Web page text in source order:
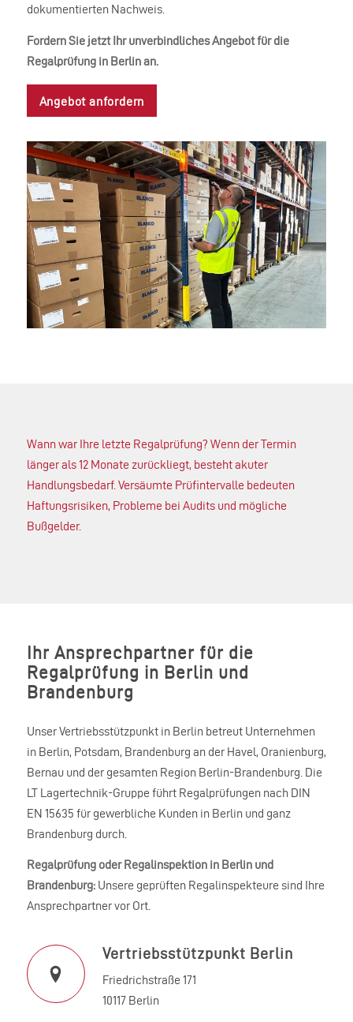
dokumentierten Nachweis.
Fordern Sie jetzt Ihr unverbindliches Angebot für die
Regalprüfung in Berlin an.
Angebot anfordern
Wann war Ihre letzte Regalprüfung? Wenn der Termin
länger als 12 Monate zurückliegt, besteht akuter
Handlungsbedarf. Versäumte Prüfintervalle bedeuten
Haftungsrisiken, Probleme bei Audits und mögliche
Bußgelder.
Ihr Ansprechpartner für die
Regalprüfung in Berlin und
Brandenburg
Unser Vertriebsstützpunkt in Berlin betreut Unternehmen
in Berlin, Potsdam, Brandenburg an der Havel, Oranienburg,
Bernau und der gesamten Region Berlin-Brandenburg. Die
LT Lagertechnik-Gruppe führt Regalprüfungen nach DIN
EN 15635 für gewerbliche Kunden in Berlin und ganz
Brandenburg durch.
Regalprüfung oder Regalinspektion in Berlin und
Brandenburg:Unsere geprüften Regalinspekteure sind Ihre
Ansprechpartner vor Ort.
Vertriebsstützpunkt Berlin
Friedrichstraße 171
10117 Berlin